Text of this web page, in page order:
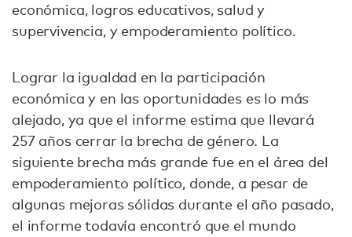
económica, logros educativos, salud y
supervivencia, y empoderamiento político.
Lograr la igualdad en la participación
económica y en las oportunidades es lo más
alejado, ya que el informe estima que llevará
257 años cerrar la brecha de género. La
siguiente brecha más grande fue en el área del
empoderamiento político, donde, a pesar de
algunas mejoras sólidas durante el año pasado,
el informe todavía encontró que el mundo